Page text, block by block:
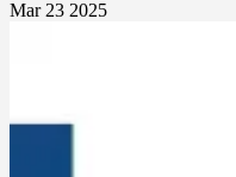
Mar23 2025